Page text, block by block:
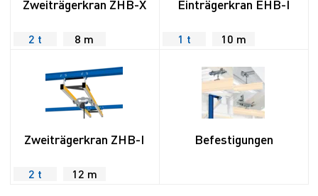
Zweiträgerkran ZHB-X
2 t 8 m
Einträgerkran EHB-I
1 t 10 m
Zweiträgerkran ZHB-I
2 t 12 m
Befestigungen